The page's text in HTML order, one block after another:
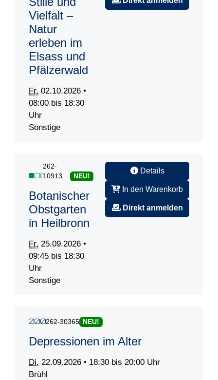
Vielfalt –
Natur
erleben im
Elsass und
Pfälzerwald
Fr. 02.10.2026 •
08:00 bis 18:30
Uhr
Sonstige
262-
10913
NEU!
Botanischer
Obstgarten
in Heilbronn
Fr. 25.09.2026 •
09:45 bis 18:30
Uhr
Sonstige
Details
In den Warenkorb
Direkt anmelden
262-30365 NEU!
Depressionen im Alter
Di. 22.09.2026 • 18:30 bis 20:00 Uhr
Brühl